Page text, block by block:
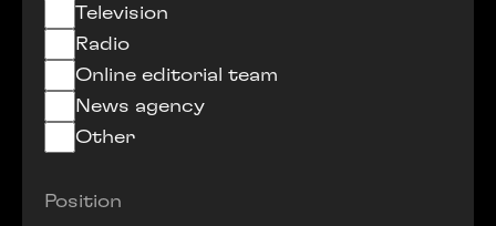
Television
Radio
Online editorial team
News agency
Other
Position